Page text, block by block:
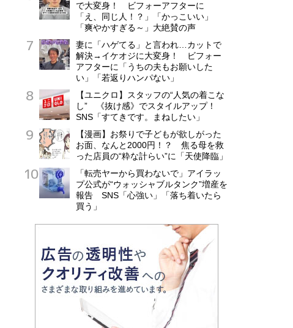
で大変身！ ビフォーアフターに
「え、同じ人！？」「かっこいい」
「爽やかすぎる～」大絶賛の声
妻に「ハゲてる」と言われ…カットで
解決→イケオジに大変身！ ビフォー
アフターに「うちの夫もお願いした
い」「若返りハンパない」
【ユニクロ】スタッフの“人気の着こな
し” 《抜け感》でスタイルアップ！
SNS「すてきです。まねしたい」
【漫画】お祭りで子どもが欲しがった
お面、なんと2000円！？ 焦る母を救
った店員の“粋な計らい”に「天使降臨」
「転売ヤーから買わないで」アイラッ
プ公式が“ウォッシャブルタンク”増産を
報告 SNS「心強い」「落ち着いたら
買う」